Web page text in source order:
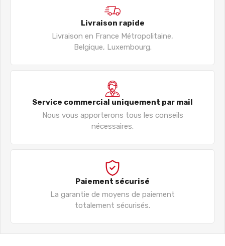
Livraison rapide
Livraison en France Métropolitaine,
Belgique, Luxembourg.
Service commercial uniquement par mail
Nous vous apporterons tous les conseils
nécessaires.
Paiement sécurisé
La garantie de moyens de paiement
totalement sécurisés.